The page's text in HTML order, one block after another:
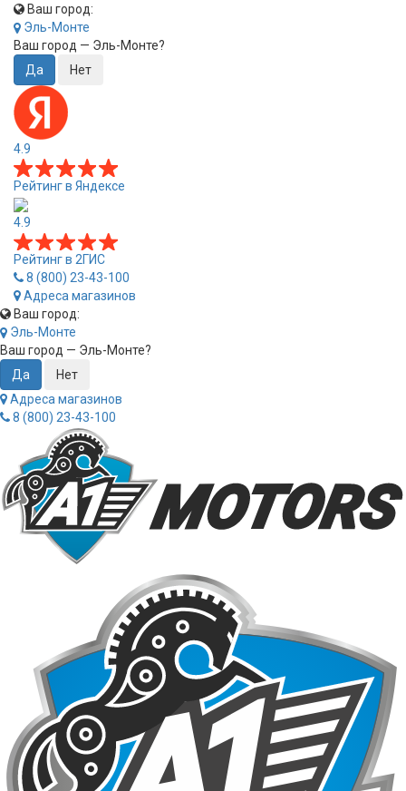
Ваш город:
Эль-Монте
Ваш город — Эль-Монте?
4.9
Рейтинг в Яндексе
4.9
Рейтинг в 2ГИС
8 (800) 23-43-100
Адреса магазинов
Ваш город:
Эль-Монте
Ваш город — Эль-Монте?
Адреса магазинов
8 (800) 23-43-100